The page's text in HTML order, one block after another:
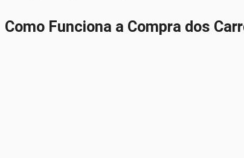
Como Funciona a Compra dos